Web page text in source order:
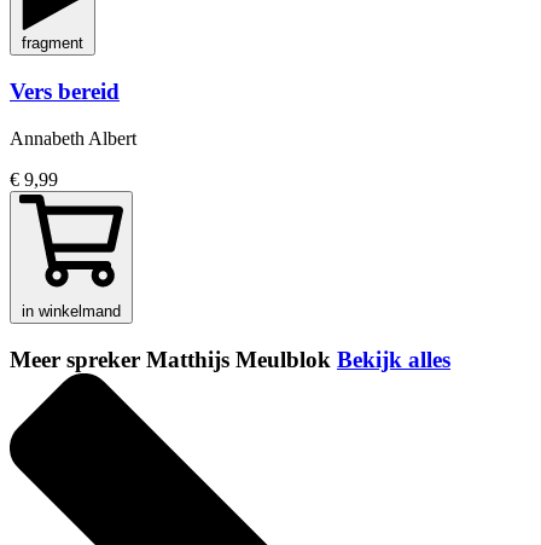
fragment
Vers bereid
Annabeth Albert
€ 9,99
in winkelmand
Meer spreker Matthijs Meulblok Bekijk alles